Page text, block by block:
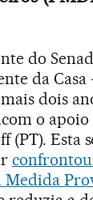
do
da Casa
dois
o
(PT). Esta
confrontou
Medida